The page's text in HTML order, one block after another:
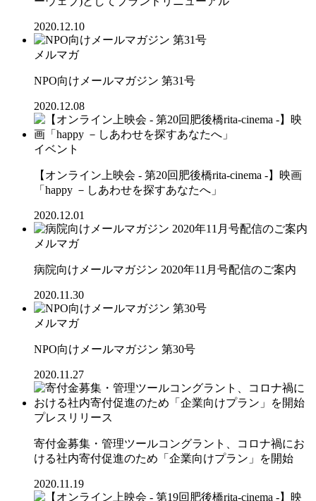
2020.12.10
メルマガ
NPO向けメールマガジン 第31号
2020.12.08
イベント
【オンライン上映会 - 第20回肥後橋rita-cinema -】映画
「happy －しあわせを探すあなたへ」
2020.12.01
メルマガ
病院向けメールマガジン 2020年11月号配信のご案内
2020.11.30
メルマガ
NPO向けメールマガジン 第30号
2020.11.27
プレスリリース
寄付金募集・管理ツールコングラント、コロナ禍にお
ける社内寄付促進のため「企業向けプラン」を開始
2020.11.19